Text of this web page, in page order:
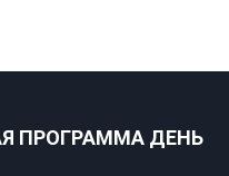
ПРОГРАММА ДЕНЬ